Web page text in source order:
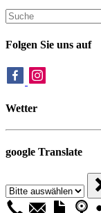
Folgen Sie uns auf
Wetter
google Translate